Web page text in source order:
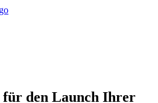
für den Launch Ihrer